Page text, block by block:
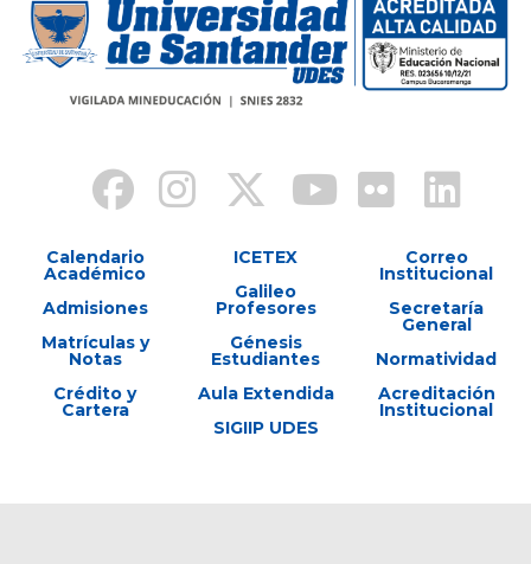
Calendario
Académico
Admisiones
Matrículas y
Notas
Crédito y
Cartera
ICETEX
Galileo
Profesores
Génesis
Estudiantes
Aula Extendida
SIGIIP UDES
Correo
Institucional
Secretaría
General
Normatividad
Acreditación
Institucional